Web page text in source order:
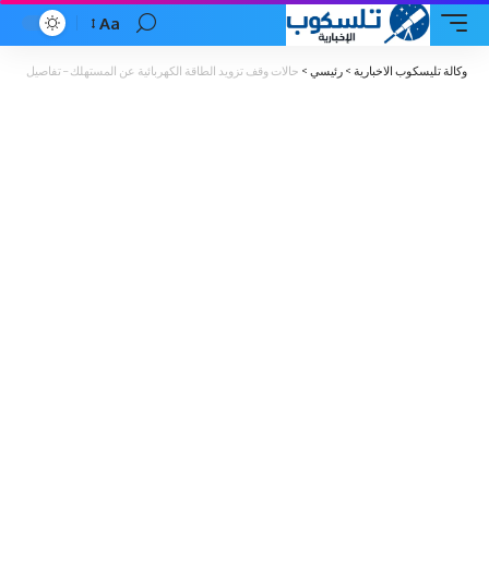
Font
Resizer
Aa
وكالة تليسكوب الاخبارية > رئيسي > حالات وقف تزويد الطاقة الكهربائية عن المستهلك – تفاصيل